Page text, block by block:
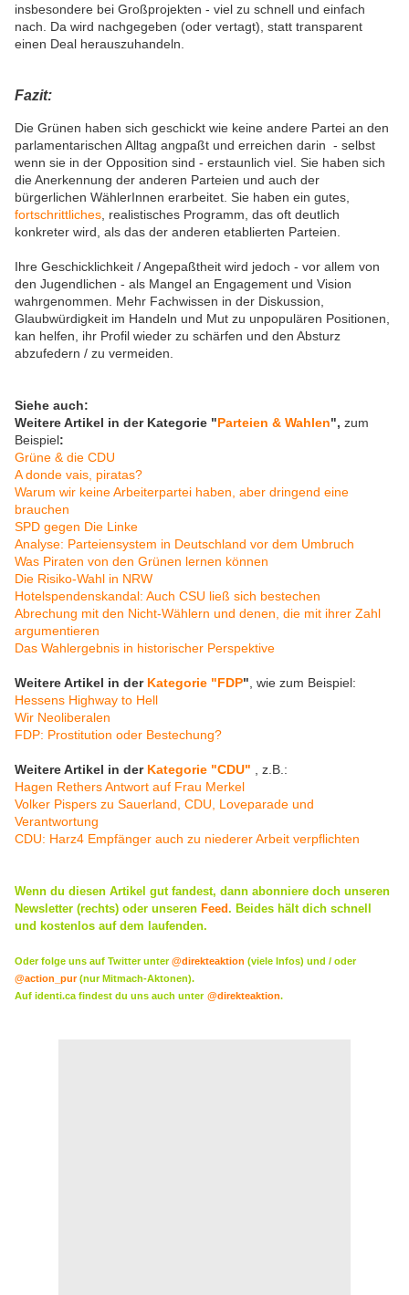
insbesondere bei Großprojekten - viel zu schnell und einfach
nach. Da wird nachgegeben (oder vertagt), statt transparent
einen Deal herauszuhandeln.
Fazit:
Die Grünen haben sich geschickt wie keine andere Partei an den
parlamentarischen Alltag angpaßt und erreichen darin - selbst
wenn sie in der Opposition sind - erstaunlich viel. Sie haben sich
die Anerkennung der anderen Parteien und auch der
bürgerlichen WählerInnen erarbeitet. Sie haben ein gutes,
fortschrittliches, realistisches Programm, das oft deutlich
konkreter wird, als das der anderen etablierten Parteien.
Ihre Geschicklichkeit / Angepaßtheit wird jedoch - vor allem von
den Jugendlichen - als Mangel an Engagement und Vision
wahrgenommen. Mehr Fachwissen in der Diskussion,
Glaubwürdigkeit im Handeln und Mut zu unpopulären Positionen,
kan helfen, ihr Profil wieder zu schärfen und den Absturz
abzufedern / zu vermeiden.
Siehe auch:
Weitere Artikel in der Kategorie "Parteien & Wahlen", zum
Beispiel:
Grüne & die CDU
A donde vais, piratas?
Warum wir keine Arbeiterpartei haben, aber dringend eine
brauchen
SPD gegen Die Linke
Analyse: Parteiensystem in Deutschland vor dem Umbruch
Was Piraten von den Grünen lernen können
Die Risiko-Wahl in NRW
Hotelspendenskandal: Auch CSU ließ sich bestechen
Abrechung mit den Nicht-Wählern und denen, die mit ihrer Zahl
argumentieren
Das Wahlergebnis in historischer Perspektive
Weitere Artikel in der Kategorie "FDP", wie zum Beispiel:
Hessens Highway to Hell
Wir Neoliberalen
FDP: Prostitution oder Bestechung?
Weitere Artikel in der Kategorie "CDU" , z.B.:
Hagen Rethers Antwort auf Frau Merkel
Volker Pispers zu Sauerland, CDU, Loveparade und
Verantwortung
CDU: Harz4 Empfänger auch zu niederer Arbeit verpflichten
Wenn du diesen Artikel gut fandest, dann abonniere doch unseren
Newsletter (rechts) oder unseren Feed. Beides hält dich schnell
und kostenlos auf dem laufenden.
Oder folge uns auf Twitter unter@direkteaktion (viele Infos) und / oder
@action_pur(nur Mitmach-Aktonen).
Auf identi.ca findest du uns auch unter @direkteaktion.